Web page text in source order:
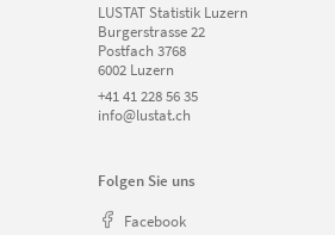
LUSTAT Statistik Luzern
Burgerstrasse 22
Postfach 3768
6002 Luzern
+41 41 228 56 35
info@lustat.ch
Folgen Sie uns
Facebook